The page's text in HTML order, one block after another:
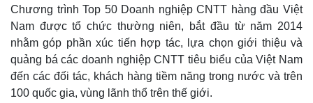
Chương trình Top 50 Doanh nghiệp CNTT hàng đầu Việt
Nam được tổ chức thường niên, bắt đầu từ năm 2014
nhằm góp phần xúc tiến hợp tác, lựa chọn giới thiệu và
quảng bá các doanh nghiệp CNTT tiêu biểu của Việt Nam
đến các đối tác, khách hàng tiềm năng trong nước và trên
100 quốc gia, vùng lãnh thổ trên thế giới.